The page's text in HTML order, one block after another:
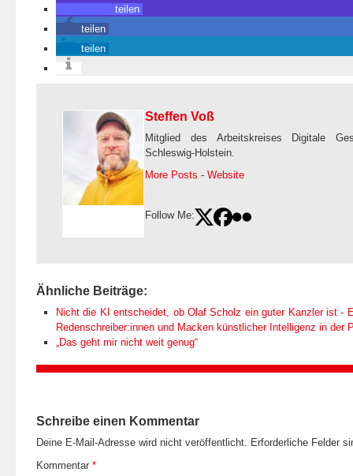
teilen
teilen
teilen
Steffen Voß
Mitglied des Arbeitskreises Digitale
Schleswig-Holstein.
More Posts -Website
Follow Me:
Ähnliche Beiträge:
Nicht die KI entscheidet, ob Olaf Scholz ein guter Kanzler ist -
Redenschreiber:innen und Macken künstlicher Intelligenz in der
„Das geht mir nicht weit genug“
Schreibe einen Kommentar
Deine E-Mail-Adresse wird nicht veröffentlicht. Erforderliche Felder
Kommentar *